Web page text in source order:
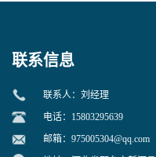
联系信息
联系人：刘经理
电话：15803295639
邮箱： 975005304@qq.com